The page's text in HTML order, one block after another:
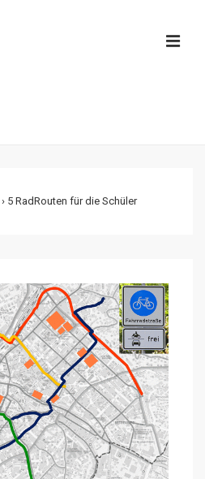
› 5 RadRouten für die Schüler